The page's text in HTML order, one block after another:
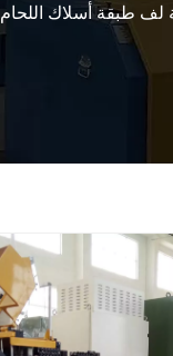
لف طبقة أسلاك اللحام